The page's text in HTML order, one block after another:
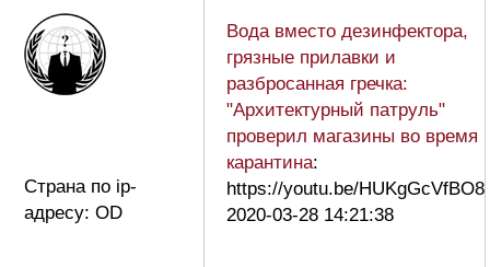
Страна по ip-
адресу: OD
Вода вместо дезинфектора,
грязные прилавки и
разбросанная гречка:
"Архитектурный патруль"
проверил магазины во время
карантина:
https://youtu.be/HUKgGcVfBO8
2020-03-28 14:21:38